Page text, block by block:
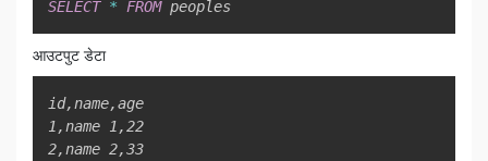
SELECT * FROM peoples
आउटपुट डेटा
id,name,age
1,name 1,22
2,name 2,33